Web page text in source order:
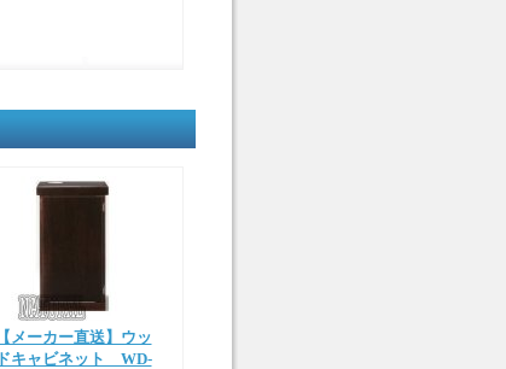
【メーカー直送】ウッ
ドキャビネット WD-